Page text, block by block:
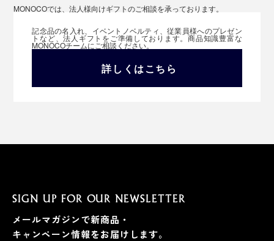
MONOCOでは、法人様向けギフトのご相談を承っております。
記念品の名入れ、イベントノベルティ、従業員様へのプレゼン
トなど、法人ギフトをご準備しております。商品知識豊富な
MONOCOチームにご相談ください。
詳しくはこちら
SIGN UP FOR OUR NEWSLETTER
メールマガジンで新商品・
キャンペーン情報をお届けします。